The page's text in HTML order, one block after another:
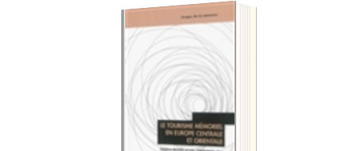
28.00€